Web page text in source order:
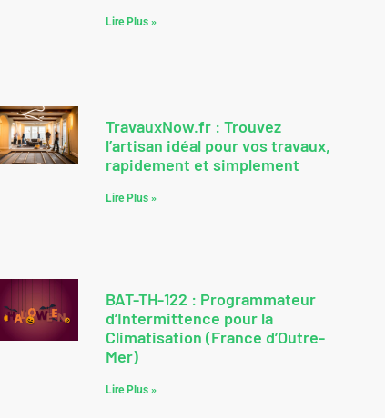
Lire Plus »
TravauxNow.fr : Trouvez
l’artisan idéal pour vos travaux,
rapidement et simplement
Lire Plus »
BAT-TH-122 : Programmateur
d’Intermittence pour la
Climatisation (France d’Outre-
Mer)
Lire Plus »